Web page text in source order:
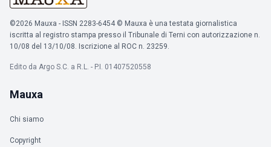
©2026 Mauxa - ISSN 2283-6454 © Mauxa è una testata giornalistica
iscritta al registro stampa presso il Tribunale di Terni con autorizzazione n.
10/08 del 13/10/08. Iscrizione al ROC n. 23259.
Edito da Argo S.C. a R.L. - P.I. 01407520558
Mauxa
Chi siamo
Copyright